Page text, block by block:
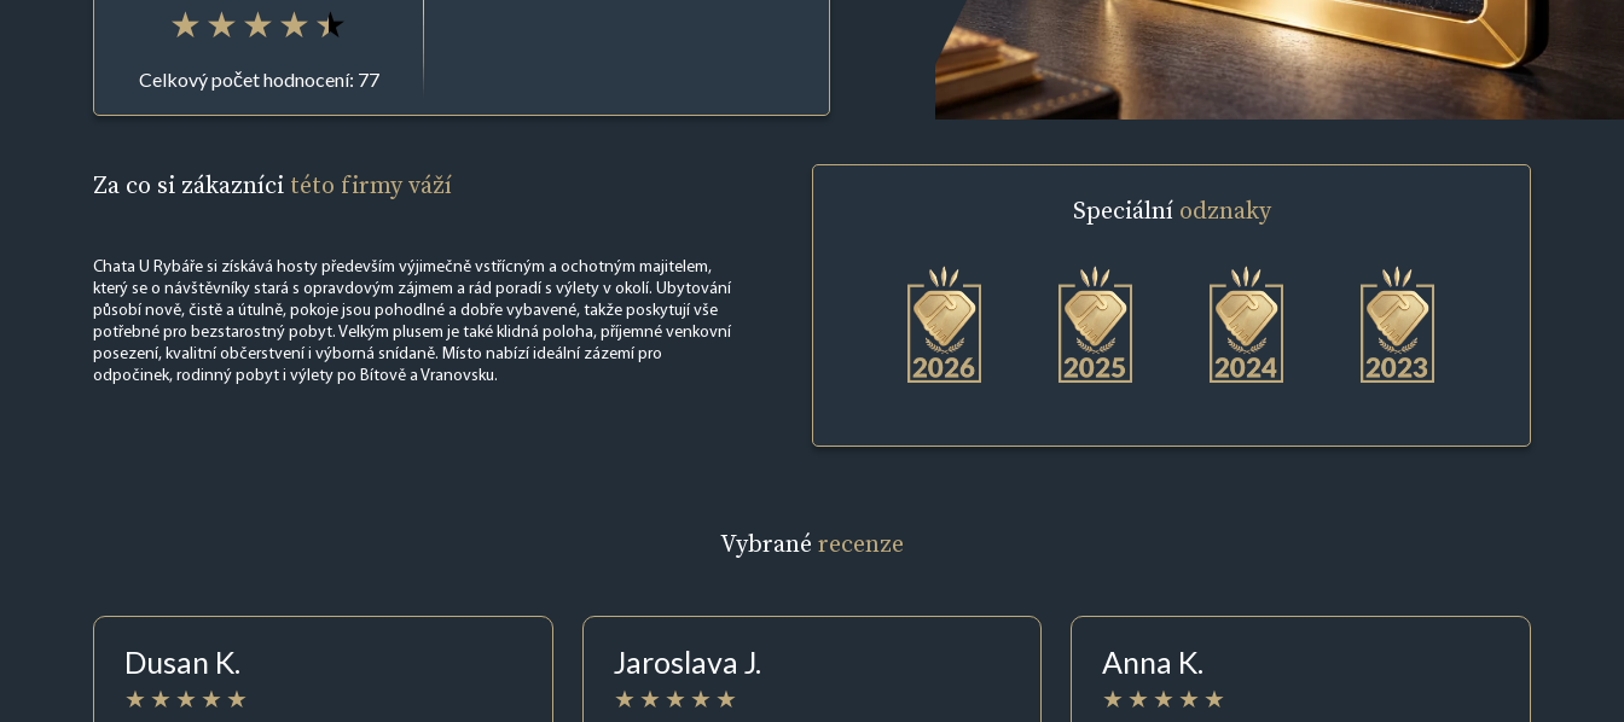
Celkový počet hodnocení: 77
Za co si zákazníci této firmy váží
Chata U Rybáře si získává hosty především výjimečně vstřícným a ochotným majitelem,
který se o návštěvníky stará s opravdovým zájmem a rád poradí s výlety v okolí. Ubytování
působí nově, čistě a útulně, pokoje jsou pohodlné a dobře vybavené, takže poskytují vše
potřebné pro bezstarostný pobyt. Velkým plusem je také klidná poloha, příjemné venkovní
posezení, kvalitní občerstvení i výborná snídaně. Místo nabízí ideální zázemí pro
odpočinek, rodinný pobyt i výlety po Bítově a Vranovsku.
Speciální odznaky
Vybrané recenze
Dusan K. Jaroslava J. Anna K.